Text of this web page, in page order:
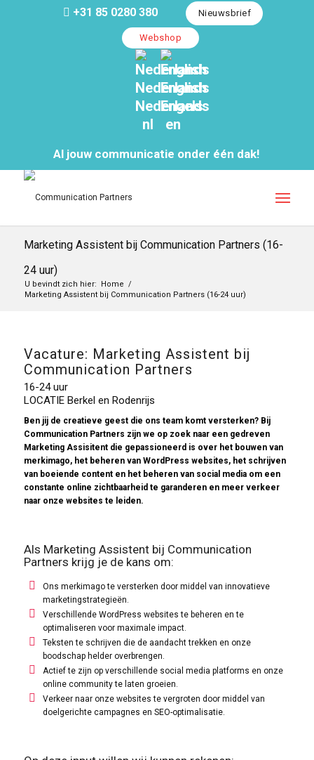
+31 85 0280 380 Nieuwsbrief
Webshop
Nederlands
Nederlands
nl
English
Engels
en
Al jouw communicatie onder één dak!
Marketing Assistent bij Communication Partners (16-
24 uur)
U bevindt zich hier: Home /
Marketing Assistent bij Communication Partners (16-24 uur)
Vacature: Marketing Assistent bij
Communication Partners
16-24 uur
LOCATIE Berkel en Rodenrijs
Ben jij de creatieve geest die ons team komt versterken? Bij
Communication Partners zijn we op zoek naar een gedreven
Marketing Assisitent die gepassioneerd is over het bouwen van
merkimago, het beheren van WordPress websites, het schrijven
van boeiende content en het beheren van social media om een
constante online zichtbaarheid te garanderen en meer verkeer
naar onze websites te leiden.
Als Marketing Assistent bij Communication
Partners krijg je de kans om:
Ons merkimago te versterken door middel van innovatieve
marketingstrategieën.
Verschillende WordPress websites te beheren en te
optimaliseren voor maximale impact.
Teksten te schrijven die de aandacht trekken en onze
boodschap helder overbrengen.
Actief te zijn op verschillende social media platforms en onze
online community te laten groeien.
Verkeer naar onze websites te vergroten door middel van
doelgerichte campagnes en SEO-optimalisatie.